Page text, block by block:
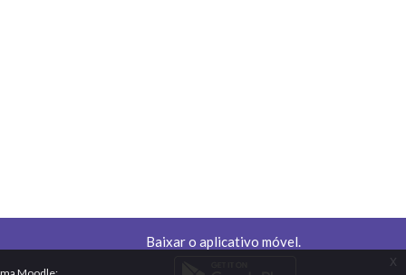
x
Baixar o aplicativo móvel.